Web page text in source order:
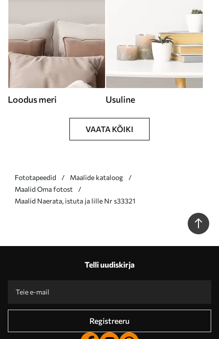
Loodus meri Usuline
VAATA KÕIKI
Fototapeedid
Maalide kataloog
Maalid Oma fotost
Maalid Naerata, istuta ja lille Nr s33321
Telli uudiskirja
Registreeru